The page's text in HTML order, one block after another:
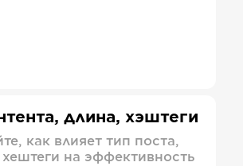
длина, хэштеги
как влияет тип поста,
хештеги на эффективность